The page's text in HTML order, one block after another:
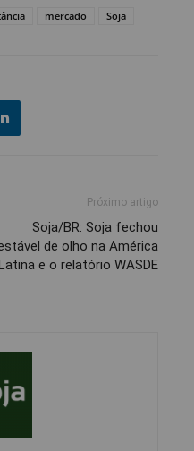
mercado Soja
Próximo artigo
Soja/BR: Soja fechou
de olho na América
e o relatório WASDE